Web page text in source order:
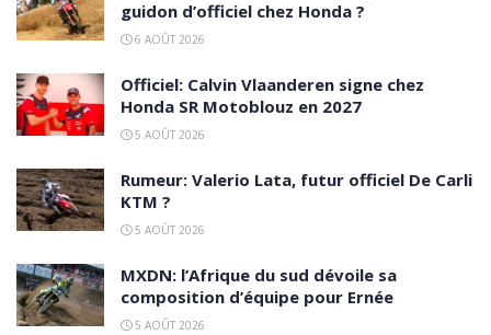
guidon d’officiel chez Honda ?
6 AOÛT 2026
Officiel: Calvin Vlaanderen signe chez
Honda SR Motoblouz en 2027
5 AOÛT 2026
Rumeur: Valerio Lata, futur officiel De Carli
KTM ?
5 AOÛT 2026
MXDN: l’Afrique du sud dévoile sa
composition d’équipe pour Ernée
5 AOÛT 2026